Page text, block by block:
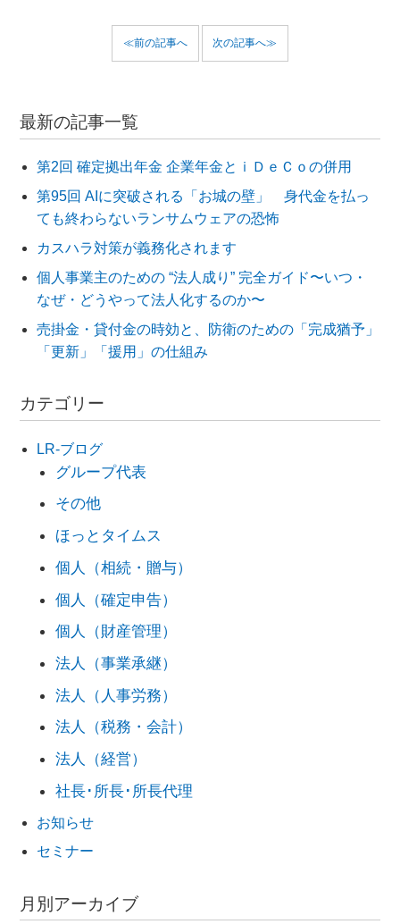
≪前の記事へ 次の記事へ≫
最新の記事一覧
第2回 確定拠出年金 企業年金とｉＤｅＣｏの併用
第95回 AIに突破される「お城の壁」 身代金を払っ
ても終わらないランサムウェアの恐怖
カスハラ対策が義務化されます
個人事業主のための “法人成り” 完全ガイド〜いつ・
なぜ・どうやって法人化するのか〜
売掛金・貸付金の時効と、防衛のための「完成猶予」
「更新」「援用」の仕組み
カテゴリー
LR-ブログ
グループ代表
その他
ほっとタイムス
個人（相続・贈与）
個人（確定申告）
個人（財産管理）
法人（事業承継）
法人（人事労務）
法人（税務・会計）
法人（経営）
社長･所長･所長代理
お知らせ
セミナー
月別アーカイブ